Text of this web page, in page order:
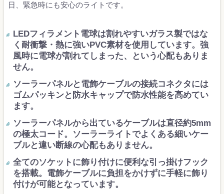
日、緊急時にも安心のライトです。
LEDフィラメント電球は割れやすいガラス製ではな
く耐衝撃・熱に強いPVC素材を使用しています。強
風時に電球が割れてしまった、という心配もありま
せん。
ソーラーパネルと電飾ケーブルの接続コネクタには
ゴムパッキンと防水キャップで防水性能を高めてい
ます。
ソーラーパネルから出ているケーブルは直径約5mm
の極太コード。ソーラーライトでよくある細いケー
ブルと違い断線の心配もありません。
全てのソケットに飾り付けに便利な引っ掛けフック
を搭載。電飾ケーブルに負担をかけずに手軽に飾り
付けが可能となっています。